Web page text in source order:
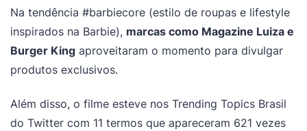
Na tendência #barbiecore (estilo de roupas e lifestyle
inspirados na Barbie), marcas como Magazine Luiza e
Burger King aproveitaram o momento para divulgar
produtos exclusivos.
Além disso, o filme esteve nos Trending Topics Brasil
do Twitter com 11 termos que apareceram 621 vezes